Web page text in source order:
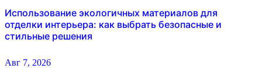
Использование экологичных материалов для
отделки интерьера: как выбрать безопасные и
стильные решения
Авг 7, 2026